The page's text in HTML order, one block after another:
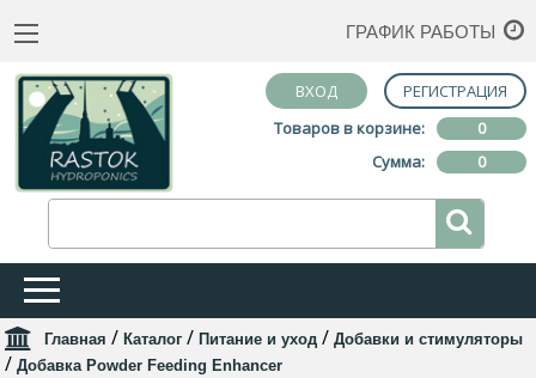
ГРАФИК РАБОТЫ
ВХОД
РЕГИСТРАЦИЯ
Товаров в корзине:
0
Сумма:
0
Главная / Каталог / Питание и уход / Добавки и стимуляторы
/ Добавка Powder Feeding Enhancer